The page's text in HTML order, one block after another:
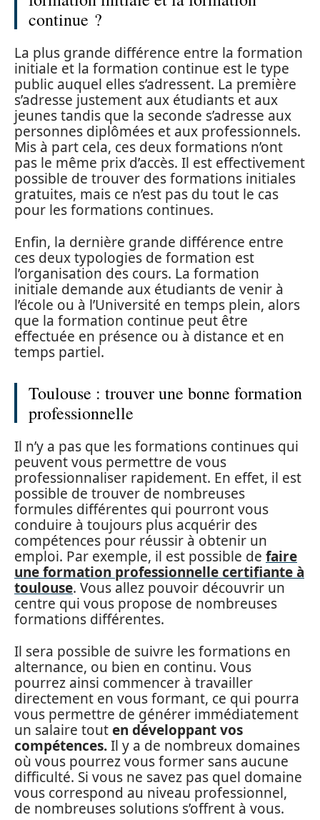
continue ?
La plus grande différence entre la formation
initiale et la formation continue est le type
public auquel elles s’adressent. La première
s’adresse justement aux étudiants et aux
jeunes tandis que la seconde s’adresse aux
personnes diplômées et aux professionnels.
Mis à part cela, ces deux formations n’ont
pas le même prix d’accès. Il est effectivement
possible de trouver des formations initiales
gratuites, mais ce n’est pas du tout le cas
pour les formations continues.
Enfin, la dernière grande différence entre
ces deux typologies de formation est
l’organisation des cours. La formation
initiale demande aux étudiants de venir à
l’école ou à l’Université en temps plein, alors
que la formation continue peut être
effectuée en présence ou à distance et en
temps partiel.
Toulouse : trouver une bonne formation
professionnelle
Il n’y a pas que les formations continues qui
peuvent vous permettre de vous
professionnaliser rapidement. En effet, il est
possible de trouver de nombreuses
formules différentes qui pourront vous
conduire à toujours plus acquérir des
compétences pour réussir à obtenir un
emploi. Par exemple, il est possible de faire
une formation professionnelle certifiante à
toulouse. Vous allez pouvoir découvrir un
centre qui vous propose de nombreuses
formations différentes.
Il sera possible de suivre les formations en
alternance, ou bien en continu. Vous
pourrez ainsi commencer à travailler
directement en vous formant, ce qui pourra
vous permettre de générer immédiatement
un salaire touten développant vos
compétences.Il y a de nombreux domaines
où vous pourrez vous former sans aucune
difficulté. Si vous ne savez pas quel domaine
vous correspond au niveau professionnel,
de nombreuses solutions s’offrent à vous.